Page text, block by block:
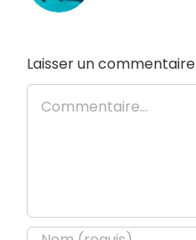
Laisser un commentaire
Commentaire